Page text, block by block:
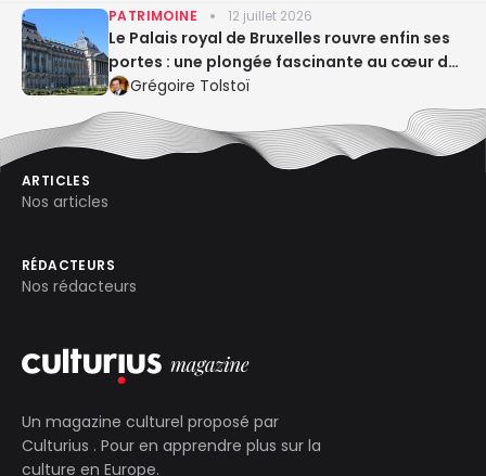
PATRIMOINE 12 juillet 2026
Le Palais royal de Bruxelles rouvre enfin ses
portes : une plongée fascinante au cœur de
la monarchie belge
Grégoire Tolstoï
Un magazine culturel proposé par
Culturius . Pour en apprendre plus sur la
culture en Europe.
ARTICLES
Nos articles
RÉDACTEURS
Nos rédacteurs